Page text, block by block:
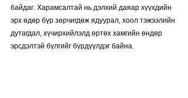
байдаг. Харамсалтай нь дэлхий даяар хүүхдийн ​​
эрх өдөр бүр зөрчигдөж ядуурал, хоол тэжээлийн
дутагдал, хүчирхийлэлд өртөх хамгийн өндөр
эрсдэлтэй бүлгийг бүрдүүлдэг байна.